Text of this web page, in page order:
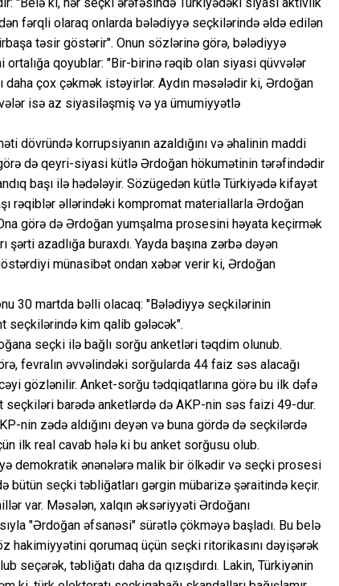
fərqli olaraq onlarda bələdiyyə seçkilərində əldə edilən
təsir göstərir". Onun sözlərinə görə, bələdiyyə
qoyublar: "Bir-birinə rəqib olan siyasi qüvvələr
çox çəkmək istəyirlər. Aydın məsələdir ki, Ərdoğan
isə az siyasiləşmiş və ya ümumiyyətlə
dövründə korrupsiyanın azaldığını və əhalinin maddi
də qeyri-siyasi kütlə Ərdoğan hökumətinin tərəfindədir
başı ilə hədələyir. Sözügedən kütlə Türkiyədə kifayət
rəqiblər əllərindəki kompromat materiallarla Ərdoğan
görə də Ərdoğan yumşalma prosesini həyata keçirmək
azadlığa buraxdı. Yayda başına zərbə dəyən
münasibət ondan xəbər verir ki, Ərdoğan
30 martda bəlli olacaq: "Bələdiyyə seçkilərinin
seçkilərində kim qalib gələcək".
seçki ilə bağlı sorğu anketləri təqdim olunub.
fevralın əvvəlindəki sorğularda 44 faiz səs alacağı
gözlənilir. Anket-sorğu tədqiqatlarına görə bu ilk dəfə
barədə anketlərdə də AKP-nin səs faizi 49-dur.
nin zədə aldığını deyən və buna gördə də seçkilərdə
ilk real cavab hələ ki bu anket sorğusu olub.
demokratik ənənələrə malik bir ölkədir və seçki prosesi
bütün seçki təbliğatları gərgin mübarizə şəraitində keçir.
var. Məsələn, xalqın əksəriyyəti Ərdoğanı
"Ərdoğan əfsanəsi" sürətlə çökməyə başladı. Bu belə
qorumaq üçün seçki ritorikasını dəyişərək
seçərək, təbliğatı daha da qızışdırdı. Lakin, Türkiyənin